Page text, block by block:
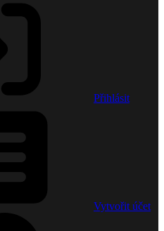
Přihlásit
Vytvořit účet